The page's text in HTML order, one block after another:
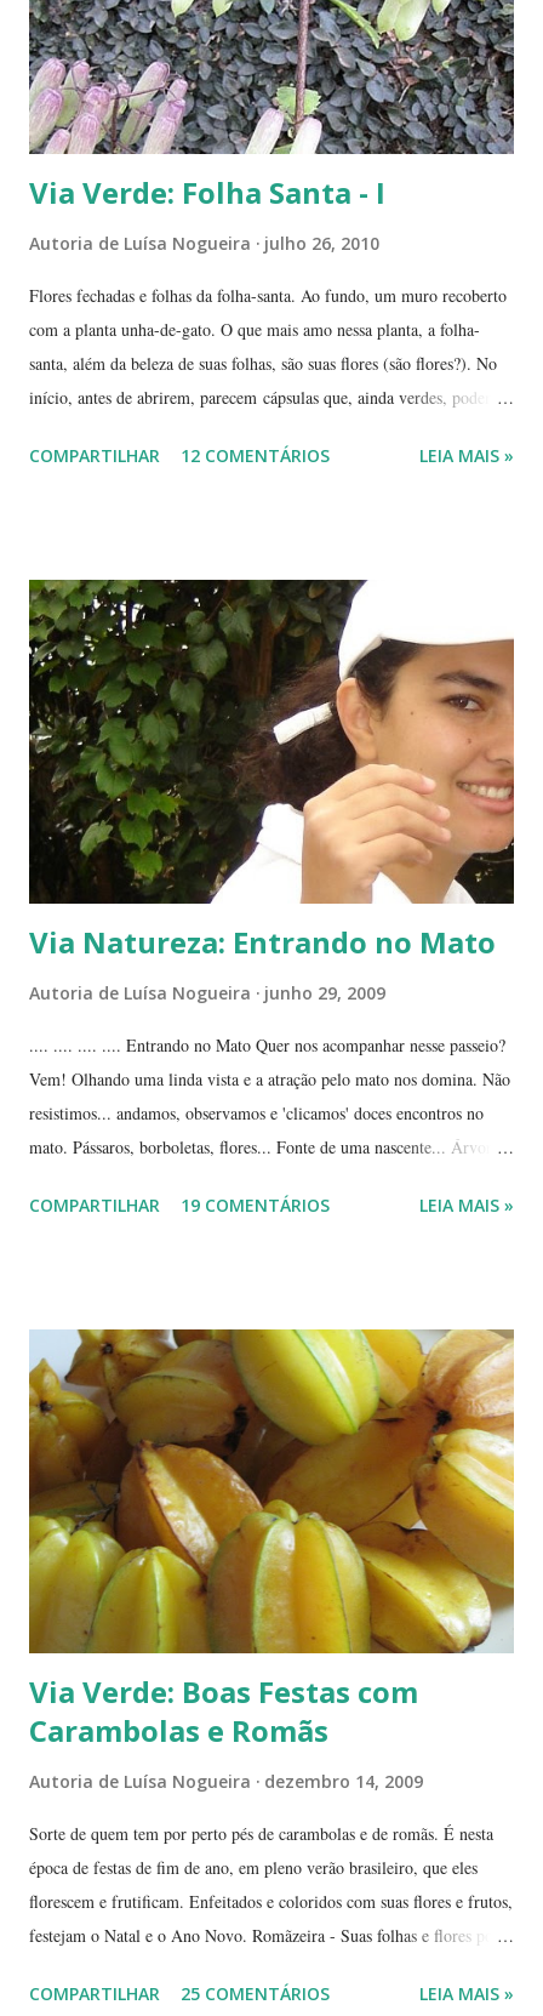
deslocá-lo. Hoje ele continua lá, coladinho ao pé de jabuticaba,
fazendo sombra para ...
Via Verde: Folha Santa - I
Autoria de Luísa Nogueira julho 26, 2010
Flores fechadas e folhas da folha-santa. Ao fundo, um muro recoberto
com a planta unha-de-gato. O que mais amo nessa planta, a folha-
santa, além da beleza de suas folhas, são suas flores (são flores?). No
início, antes de abrirem, parecem cápsulas que, ainda verdes, podem
As fotos de hoje são de cachos de suas flores ainda amadurecendo.
família das crassuláceas - Folha-santa. Ao fundo: Agave, dracena e
palmeira açaí. Folha-santa ( Bryophyllum calycinum ). Família das
crassuláceas. Sua reprodução é bem fácil: de qualquer pedaço de
algum galho podem nascer várias mudas. Uma só muda em pouco
tempo transforma-se em uma moita. É uma planta medicinal. ...
COMPARTILHAR 12 COMENTÁRIOS LEIA MAIS »
Via Natureza: Entrando no Mato
Autoria de Luísa Nogueira junho 29, 2009
.... .... .... .... Entrando no Mato Quer nos acompanhar nesse passeio?
Vem! Olhando uma linda vista e a atração pelo mato nos domina. Não
resistimos... andamos, observamos e 'clicamos' doces encontros no
mato. Pássaros, borboletas, flores... Fonte de uma nascente... Árvores
e cores... Picão*... Mais flores... Muitas plantas, capim, pedras... Um
de passeios no mato, em pleno cerrado, observando as pequenas coisas
à nossa volta, tão importantes mas às vezes tão esquecidas. Vamos
aproveitar as férias para curtir a natureza? ... ----------------------- ....
A moça que aparece na...
COMPARTILHAR 19 COMENTÁRIOS LEIA MAIS »
Via Verde: Boas Festas com
Carambolas e Romãs
Autoria de Luísa Nogueira dezembro 14, 2009
Sorte de quem tem por perto pés de carambolas e de romãs. É nesta
época de festas de fim de ano, em pleno verão brasileiro, que eles
florescem e frutificam. Enfeitados e coloridos com suas flores e frutos,
festejam o Natal e o Ano Novo. Romãzeira - Suas folhas e flores por
por tons mesclados de rosa, amarelo e laranja. No meio das flores
COMPARTILHAR 25 COMENTÁRIOS LEIA MAIS »